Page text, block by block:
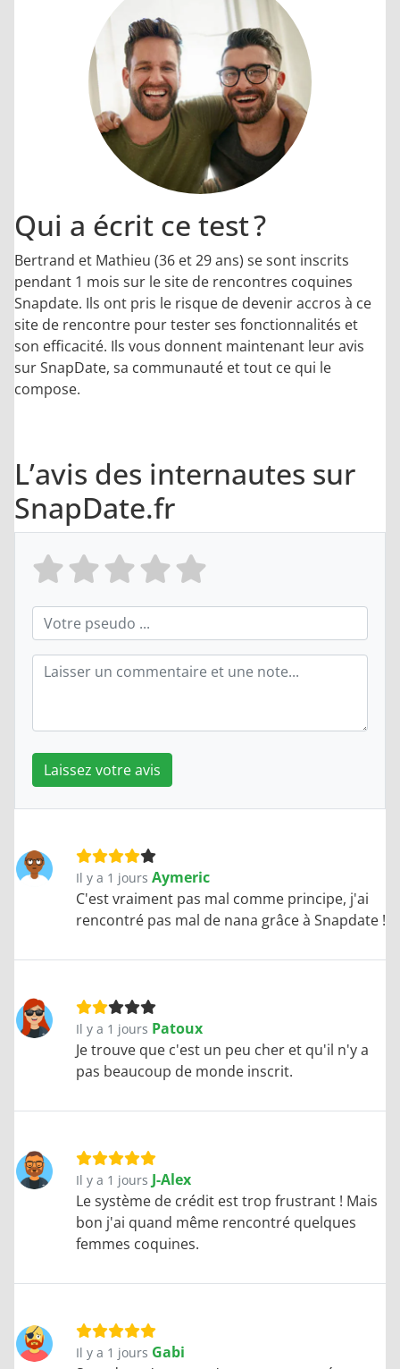
Qui a écrit ce test ?
Bertrand et Mathieu (36 et 29 ans) se sont inscrits
pendant 1 mois sur le site de rencontres coquines
Snapdate. Ils ont pris le risque de devenir accros à ce
site de rencontre pour tester ses fonctionnalités et
son efficacité. Ils vous donnent maintenant leur avis
sur SnapDate, sa communauté et tout ce qui le
compose.
L’avis des internautes sur
SnapDate.fr
Laissez votre avis
Il y a 1 jours Aymeric
C'est vraiment pas mal comme principe, j'ai
rencontré pas mal de nana grâce à Snapdate !
Il y a 1 jours Patoux
Je trouve que c'est un peu cher et qu'il n'y a
pas beaucoup de monde inscrit.
Il y a 1 jours J-Alex
Le système de crédit est trop frustrant ! Mais
bon j'ai quand même rencontré quelques
femmes coquines.
Il y a 1 jours Gabi